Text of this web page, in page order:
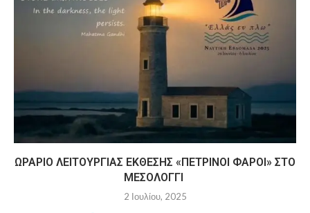
ΩΡΆΡΙΟ ΛΕΙΤΟΥΡΓΊΑΣ ΈΚΘΕΣΗΣ «ΠΈΤΡΙΝΟΙ ΦΆΡΟΙ» ΣΤΟ
ΜΕΣΟΛΌΓΓΙ
2 Ιουλίου, 2025